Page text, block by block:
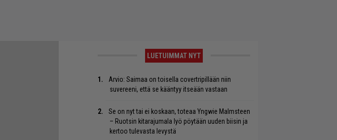
LUETUIMMAT NYT
Arvio: Saimaa on toisella covertripillään niin
suvereeni, että se kääntyy itseään vastaan
Se on nyt tai ei koskaan, toteaa Yngwie Malmsteen
– Ruotsin kitarajumala lyö pöytään uuden biisin ja
kertoo tulevasta levystä